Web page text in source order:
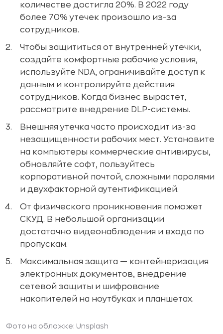
количестве достигла 20%. В 2022 году
более 70% утечек произошло из-за
сотрудников.
Чтобы защититься от внутренней утечки,
создайте комфортные рабочие условия,
используйте NDA, ограничивайте доступ к
данным и контролируйте действия
сотрудников. Когда бизнес вырастет,
рассмотрите внедрение DLP-системы.
Внешняя утечка часто происходит из-за
незащищенности рабочих мест. Установите
на компьютеры коммерческие антивирусы,
обновляйте софт, пользуйтесь
корпоративной почтой, сложными паролями
и двухфакторной аутентификацией.
От физического проникновения поможет
СКУД. В небольшой организации
достаточно видеонаблюдения и входа по
пропускам.
Максимальная защита — контейнеризация
электронных документов, внедрение
сетевой защиты и шифрование
накопителей на ноутбуках и планшетах.
Фото на обложке: Unsplash